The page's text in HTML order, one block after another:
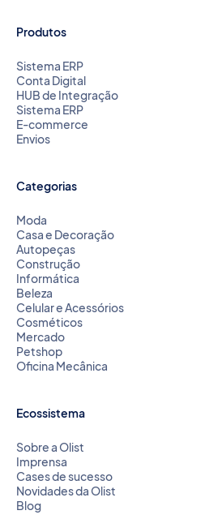
Produtos
Sistema ERP
Conta Digital
HUB de Integração
Sistema ERP
E-commerce
Envios
Categorias
Moda
Casa e Decoração
Autopeças
Construção
Informática
Beleza
Celular e Acessórios
Cosméticos
Mercado
Petshop
Oficina Mecânica
Ecossistema
Sobre a Olist
Imprensa
Cases de sucesso
Novidades da Olist
Blog